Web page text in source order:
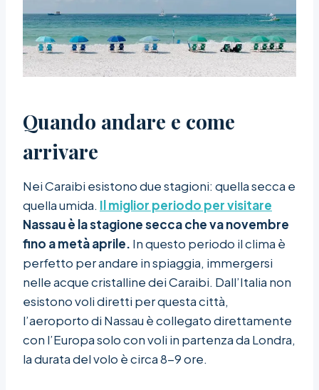
Quando andare e come
arrivare
Nei Caraibi esistono due stagioni: quella secca e
quella umida. Il miglior periodo per visitare
Nassau è la stagione secca che va novembre
fino a metà aprile. In questo periodo il clima è
perfetto per andare in spiaggia, immergersi
nelle acque cristalline dei Caraibi. Dall’Italia non
esistono voli diretti per questa città,
l’aeroporto di Nassau è collegato direttamente
con l’Europa solo con voli in partenza da Londra,
la durata del volo è circa 8-9 ore.